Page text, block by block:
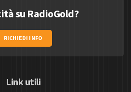
su RadioGold?
RICHIEDI INFO
Link utili